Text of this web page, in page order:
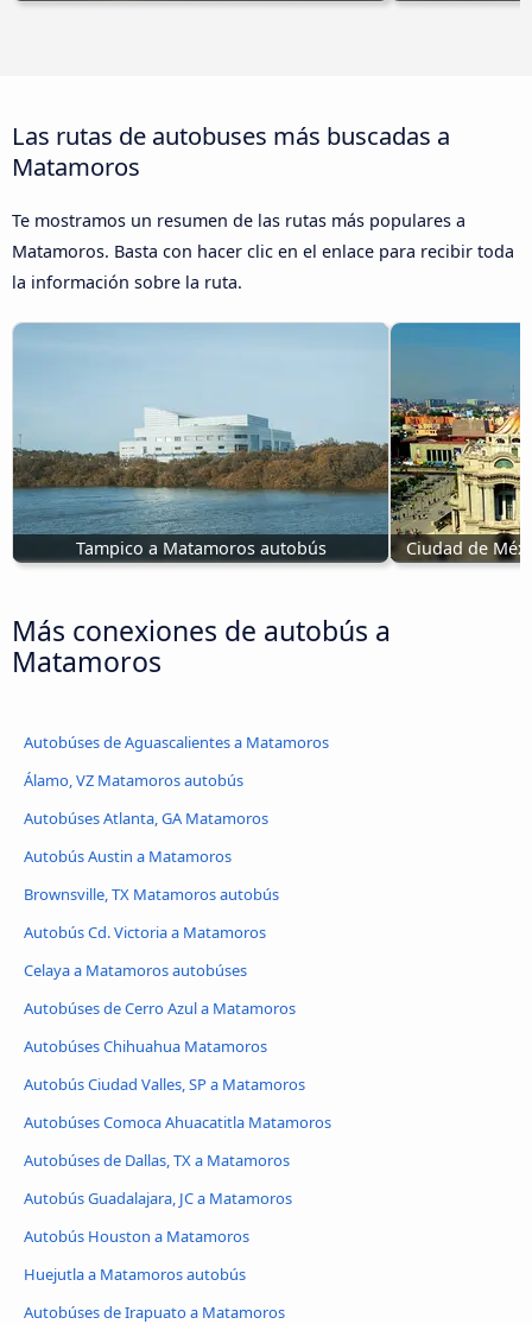
Las rutas de autobuses más buscadas a
Matamoros
Te mostramos un resumen de las rutas más populares a
Matamoros. Basta con hacer clic en el enlace para recibir toda
la información sobre la ruta.
Tampico a Matamoros autobús Ciudad de
Más conexiones de autobús a
Matamoros
Autobúses de Aguascalientes a Matamoros
Álamo, VZ Matamoros autobús
Autobúses Atlanta, GA Matamoros
Autobús Austin a Matamoros
Brownsville, TX Matamoros autobús
Autobús Cd. Victoria a Matamoros
Celaya a Matamoros autobúses
Autobúses de Cerro Azul a Matamoros
Autobúses Chihuahua Matamoros
Autobús Ciudad Valles, SP a Matamoros
Autobúses Comoca Ahuacatitla Matamoros
Autobúses de Dallas, TX a Matamoros
Autobús Guadalajara, JC a Matamoros
Autobús Houston a Matamoros
Huejutla a Matamoros autobús
Autobúses de Irapuato a Matamoros